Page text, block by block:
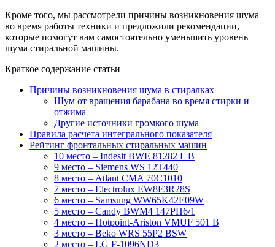
Кроме того, мы рассмотрели причины возникновения шума
во время работы техники и предложили рекомендации,
которые помогут вам самостоятельно уменьшить уровень
шума стиральной машины.
Краткое содержание статьи
Причины возникновения шума в стиралках
Шум от вращения барабана во время стирки и
отжима
Другие источники громкого шума
Правила расчета интегрального показателя
Рейтинг фронтальных стиральных машин
10 место – Indesit BWE 81282 L B
9 место – Siemens WS 12T440
8 место – Atlant CMA 70C1010
7 место – Electrolux EW8F3R28S
6 место – Samsung WW65K42E09W
5 место – Candy BWM4 147PH6/1
4 место – Hotpoint-Ariston VMUF 501 B
3 место – Beko WRS 55P2 BSW
2 место – LG F-1096ND3